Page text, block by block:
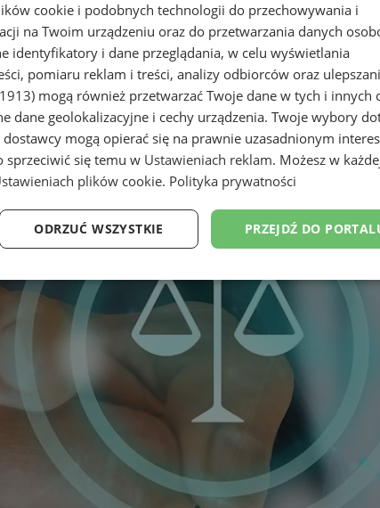
cookie i podobnych technologii do przechowywania i
na Twoim urządzeniu oraz do przetwarzania danych
identyfikatory i dane przeglądania, w celu wyświetlania
pomiaru reklam i treści, analizy odbiorców oraz
mogą również przetwarzać Twoje dane w tych i innych
dane geolokalizacyjne i cechy urządzenia. Twoje wybory
mogą opierać się na prawnie uzasadnionym
sprzeciwić się temu w Ustawieniach reklam. Możesz w
plików cookie. Polityka prywatności
PRZEJDŹ DO
ODRZUĆ WSZYSTKIE
Targetowanie Funkcjonalność
Targetowanie Funkcjonalność Niesklasyfikowane
z podstawowych funkcji strony internetowej, takich jak logowanie
cookie nie można prawidłowo korzystać ze strony internetowej.
Okres
przechowywania
Opis